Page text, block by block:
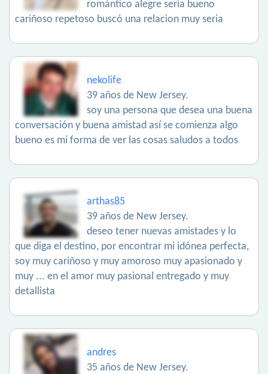
romántico alegre seria bueno
cariñoso repetoso buscó una relacion muy seria
nekolife
39 años de New Jersey.
soy una persona que desea una buena
conversación y buena amistad así se comienza algo
bueno es mi forma de ver las cosas saludos a todos
arthas85
39 años de New Jersey.
deseo tener nuevas amistades y lo
que diga el destino, por encontrar mi idónea perfecta,
soy muy cariñoso y muy amoroso muy apasionado y
muy ... en el amor muy pasional entregado y muy
detallista
andres
35 años de New Jersey.